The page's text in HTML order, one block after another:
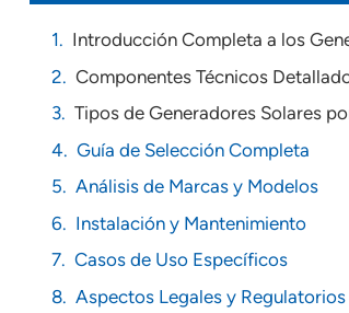
Introducción Completa a los
Componentes Técnicos
Tipos de Generadores Solares
Guía de Selección Completa
Análisis de Marcas y Modelos
Instalación y Mantenimiento
Casos de Uso Específicos
Aspectos Legales y Regulatorios